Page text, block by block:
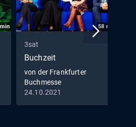
58 min
3sat
Buchzeit
von der Frankfurter
Buchmesse
24.10.2021